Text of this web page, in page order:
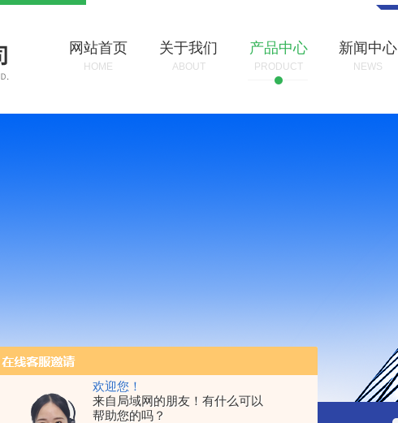
欢迎您！
来自局域网的朋友！有什么可以
帮助您的吗？
网站首页
HOME
关于我们
ABOUT
产品中心
PRODUCT
新闻中心
NEWS